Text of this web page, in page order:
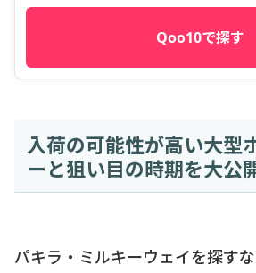
Qoo10で探す
入荷の可能性が高い大型
ーと狙い目の時期を大公
パキラ・ミルキーウェイを探す